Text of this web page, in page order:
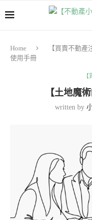
Home 【買賣不動產
使用手冊
【土地魔
written by